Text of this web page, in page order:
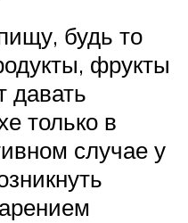
будь то
фрукты
давать
только в
случае у